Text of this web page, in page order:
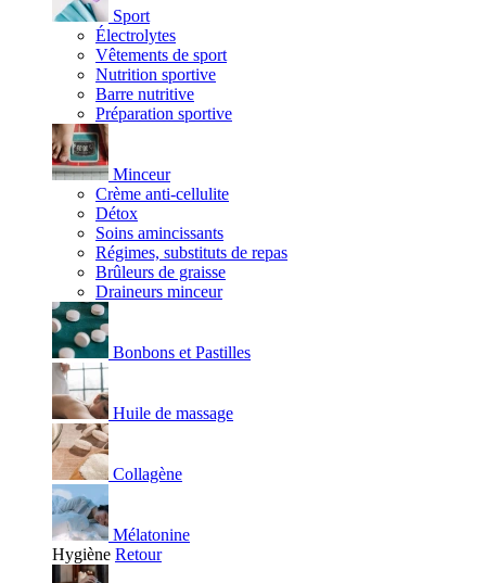
Sport
Électrolytes
Vêtements de sport
Nutrition sportive
Barre nutritive
Préparation sportive
Minceur
Crème anti-cellulite
Détox
Soins amincissants
Régimes, substituts de repas
Brûleurs de graisse
Draineurs minceur
Bonbons et Pastilles
Huile de massage
Collagène
Mélatonine
Hygiène Retour